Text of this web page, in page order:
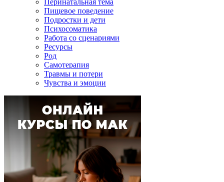
Пищевое поведение
Подростки и дети
Психосоматика
Работа со сценариями
Ресурсы
Род
Самотерапия
Травмы и потери
Чувства и эмоции